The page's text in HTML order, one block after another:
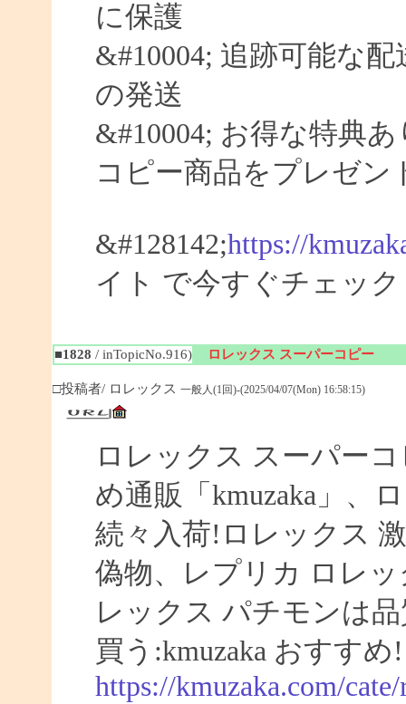
に保護
&#10004; 追跡可能な
の発送
&#10004; お得な特典
コピー商品をプレゼン
&#128142;https://
イト で今すぐチェック
■1828 / inTopicNo.916) ロレックス スーパーコピー
□投稿者/ ロレックス 一般人(1回)-(2025/04/07(Mon) 16:58:15)
ロレックス スーパー
め通販「kmuzaka」、
続々入荷!ロレックス
偽物、レプリカ ロレ
レックス パチモンは
買う:kmuzaka おすすめ!
https://kmuzaka.com/